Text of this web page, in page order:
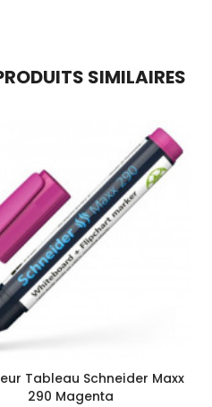
SIMILAIRES
Tableau Schneider Maxx
290 Magenta